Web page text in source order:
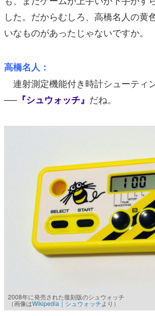
した。だからむしろ、高橋名人の黄
いなものがあったじゃないですか。
高橋名人：
連射測定機能付き時計シューティ
── 『シュウォッチ』 だね。
2008年に発売された復刻版のシュウォッチ
（画像はWikipedia｜シュウォッチより）